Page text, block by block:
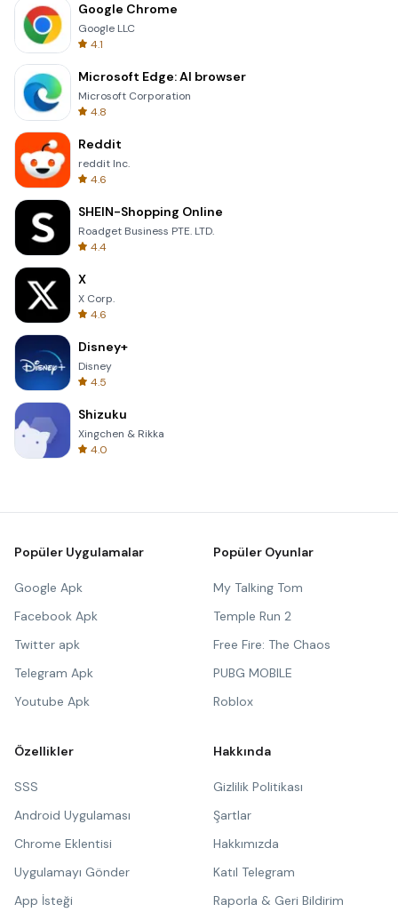
Google Chrome
Google LLC
4.1
Microsoft Edge: AI browser
Microsoft Corporation
4.8
Reddit
reddit Inc.
4.6
SHEIN-Shopping Online
Roadget Business PTE. LTD.
4.4
X
X Corp.
4.6
Disney+
Disney
4.5
Shizuku
Xingchen & Rikka
4.0
Popüler Uygulamalar
Google Apk
Facebook Apk
Twitter apk
Telegram Apk
Youtube Apk
Popüler Oyunlar
My Talking Tom
Temple Run 2
Free Fire: The Chaos
PUBG MOBILE
Roblox
Özellikler
SSS
Android Uygulaması
Chrome Eklentisi
Uygulamayı Gönder
App İsteği
Hakkında
Gizlilik Politikası
Şartlar
Hakkımızda
Katıl Telegram
Raporla & Geri Bildirim